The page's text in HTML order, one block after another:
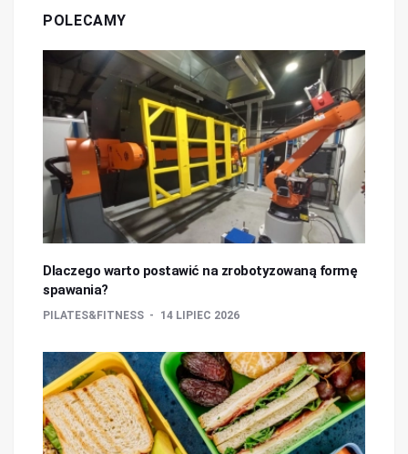
POLECAMY
Dlaczego warto postawić na zrobotyzowaną formę
spawania?
PILATES&FITNESS 14 LIPIEC 2026